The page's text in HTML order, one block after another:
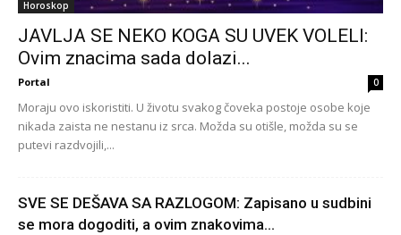
Horoskop
JAVLJA SE NEKO KOGA SU UVEK VOLELI:
Ovim znacima sada dolazi...
Portal 0
Moraju ovo iskoristiti. U životu svakog čoveka postoje osobe koje
nikada zaista ne nestanu iz srca. Možda su otišle, možda su se
putevi razdvojili,...
SVE SE DEŠAVA SA RAZLOGOM: Zapisano u sudbini
se mora dogoditi, a ovim znakovima...